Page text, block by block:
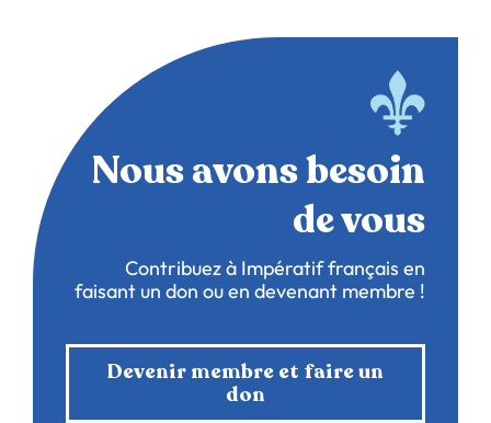
Nous avons besoin
de vous
Contribuez à Impératif français en
faisant un don ou en devenant membre !
Devenir membre et faire un
don